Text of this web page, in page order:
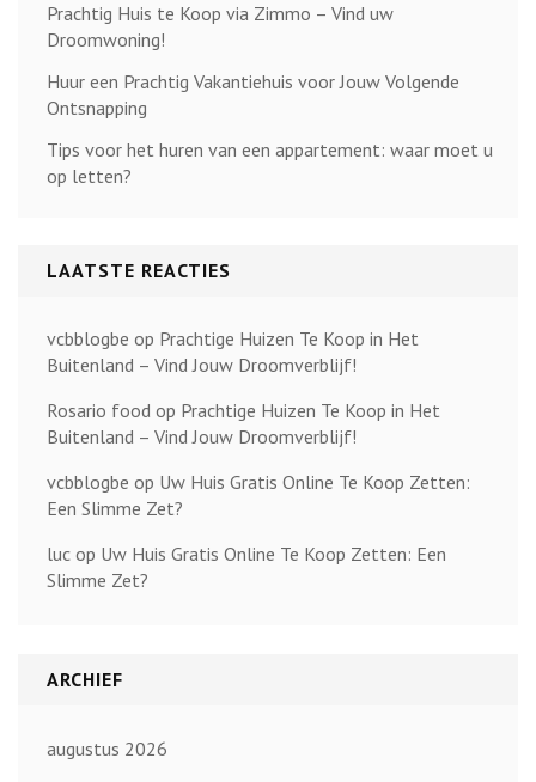
Prachtig Huis te Koop via Zimmo – Vind uw
Droomwoning!
Huur een Prachtig Vakantiehuis voor Jouw Volgende
Ontsnapping
Tips voor het huren van een appartement: waar moet u
op letten?
LAATSTE REACTIES
vcbblogbe op Prachtige Huizen Te Koop in Het
Buitenland – Vind Jouw Droomverblijf!
Rosario food op Prachtige Huizen Te Koop in Het
Buitenland – Vind Jouw Droomverblijf!
vcbblogbe op Uw Huis Gratis Online Te Koop Zetten:
Een Slimme Zet?
luc op Uw Huis Gratis Online Te Koop Zetten: Een
Slimme Zet?
ARCHIEF
augustus 2026